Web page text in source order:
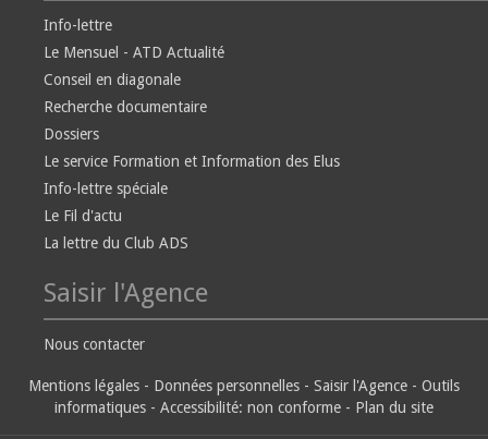
Info-lettre
Le Mensuel - ATD Actualité
Conseil en diagonale
Recherche documentaire
Dossiers
Le service Formation et Information des Elus
Info-lettre spéciale
Le Fil d'actu
La lettre du Club ADS
Saisir l'Agence
Nous contacter
Mentions légales - Données personnelles - Saisir l'Agence - Outils
informatiques - Accessibilité: non conforme - Plan du site